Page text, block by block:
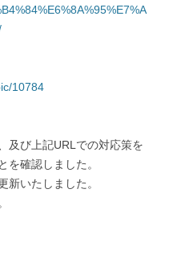
10784
及び上記URLでの対応策を
を確認しました。
新いたしました。